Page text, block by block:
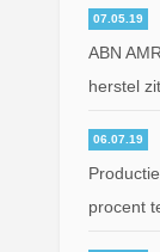
07.05.19
ABN
herstel
06.07.19
procent